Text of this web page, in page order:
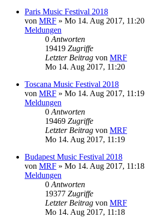
Paris Music Festival 2018
von MRF » Mo 14. Aug 2017, 11:20
Meldungen
0 Antworten
19419 Zugriffe
Letzter Beitrag von MRF
Mo 14. Aug 2017, 11:20
Toscana Music Festival 2018
von MRF » Mo 14. Aug 2017, 11:19
Meldungen
0 Antworten
19469 Zugriffe
Letzter Beitrag von MRF
Mo 14. Aug 2017, 11:19
Budapest Music Festival 2018
von MRF » Mo 14. Aug 2017, 11:18
Meldungen
0 Antworten
19377 Zugriffe
Letzter Beitrag von MRF
Mo 14. Aug 2017, 11:18